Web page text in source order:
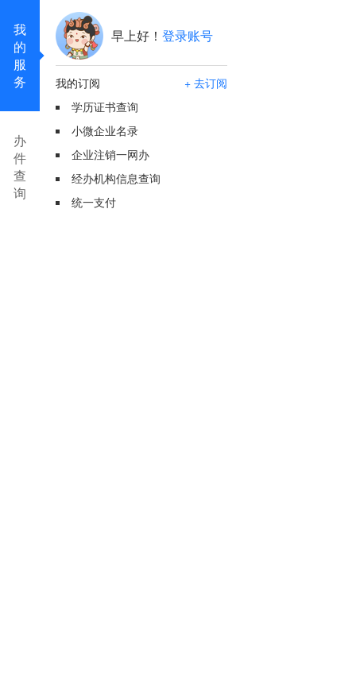
我
的
服
务
办
件
查
询
早上好！ 登录账号
我的订阅
+ 去订阅
学历证书查询
小微企业名录
企业注销一网办
经办机构信息查询
统一支付